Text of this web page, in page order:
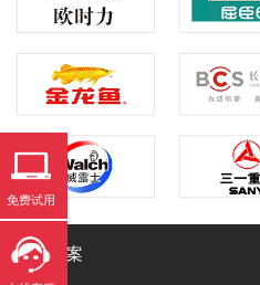
解决方案
免费试用